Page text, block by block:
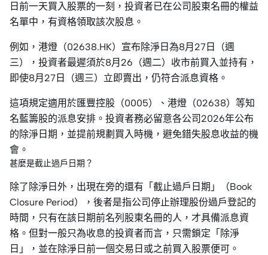
日前一天買入股票的一刻，投資者已在公司股東名冊的權益
名單中，有資格領取該次股息。
例如，港燈（02638.HK）宣布除淨日為8月27日（週
三），投資者最遲須於8月26（週二）收市前買入並持有，
即使8月27日（週三）立即賣出，仍符合派息資格。
這項規定適用於匯豐控股（0005）、港燈（02638）等知
名藍籌股的派息安排。投資者務必留意各公司2026年公布
的除淨日期，並提前規劃買入時機，避免錯失股息收益的機
會。
甚麼是截止過戶日期？
除了除淨日外，出現在旁的還有「截止過戶日期」（Book
Closure Period），後者是指公司停止辦理股份過戶登記的
時間，只有在該日期前名列股東名冊的人，才具備派息資
格。但對一般只為收息的投資者而言，只需鎖定「除淨
日」，並在除淨日前一個交易日或之前買入股票便可。